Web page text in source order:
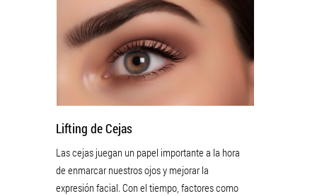
Lifting de Cejas
Las cejas juegan un papel importante a la hora
de enmarcar nuestros ojos y mejorar la
expresión facial. Con el tiempo, factores como